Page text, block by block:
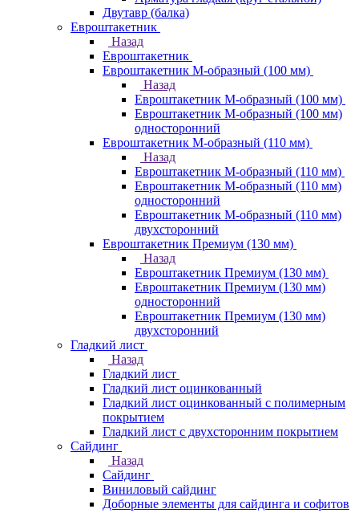
Двутавр (балка)
Евроштакетник
Назад
Евроштакетник
Евроштакетник М-образный (100 мм)
Назад
Евроштакетник М-образный (100 мм)
Евроштакетник М-образный (100 мм)
односторонний
Евроштакетник М-образный (110 мм)
Назад
Евроштакетник М-образный (110 мм)
Евроштакетник М-образный (110 мм)
односторонний
Евроштакетник М-образный (110 мм)
двухсторонний
Евроштакетник Премиум (130 мм)
Назад
Евроштакетник Премиум (130 мм)
Евроштакетник Премиум (130 мм)
односторонний
Евроштакетник Премиум (130 мм)
двухсторонний
Гладкий лист
Назад
Гладкий лист
Гладкий лист оцинкованный
Гладкий лист оцинкованный с полимерным
покрытием
Гладкий лист с двухсторонним покрытием
Сайдинг
Назад
Сайдинг
Виниловый сайдинг
Доборные элементы для сайдинга и софитов